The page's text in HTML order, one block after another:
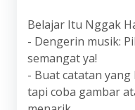
Belajar Itu Nggak
- Dengerin musik:
semangat ya!
- Buat catatan yang
tapi coba gambar